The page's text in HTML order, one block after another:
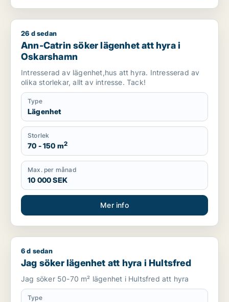
Ann-Catrin söker lägenhet att hyra i Oskarshamn
26 d sedan
Ann-Catrin söker lägenhet att hyra i
Oskarshamn
Intresserad av lägenhet,hus att hyra. Intresserad av
olika storlekar, allt av intresse. Tack!
Type
Lägenhet
Storlek
70 - 150 m2
Max. per månad
10 000 SEK
Mer info
Jag söker lägenhet att hyra i Hultsfred
6 d sedan
Jag söker lägenhet att hyra i Hultsfred
Jag söker 50-70 m² lägenhet i Hultsfred att hyra
Type